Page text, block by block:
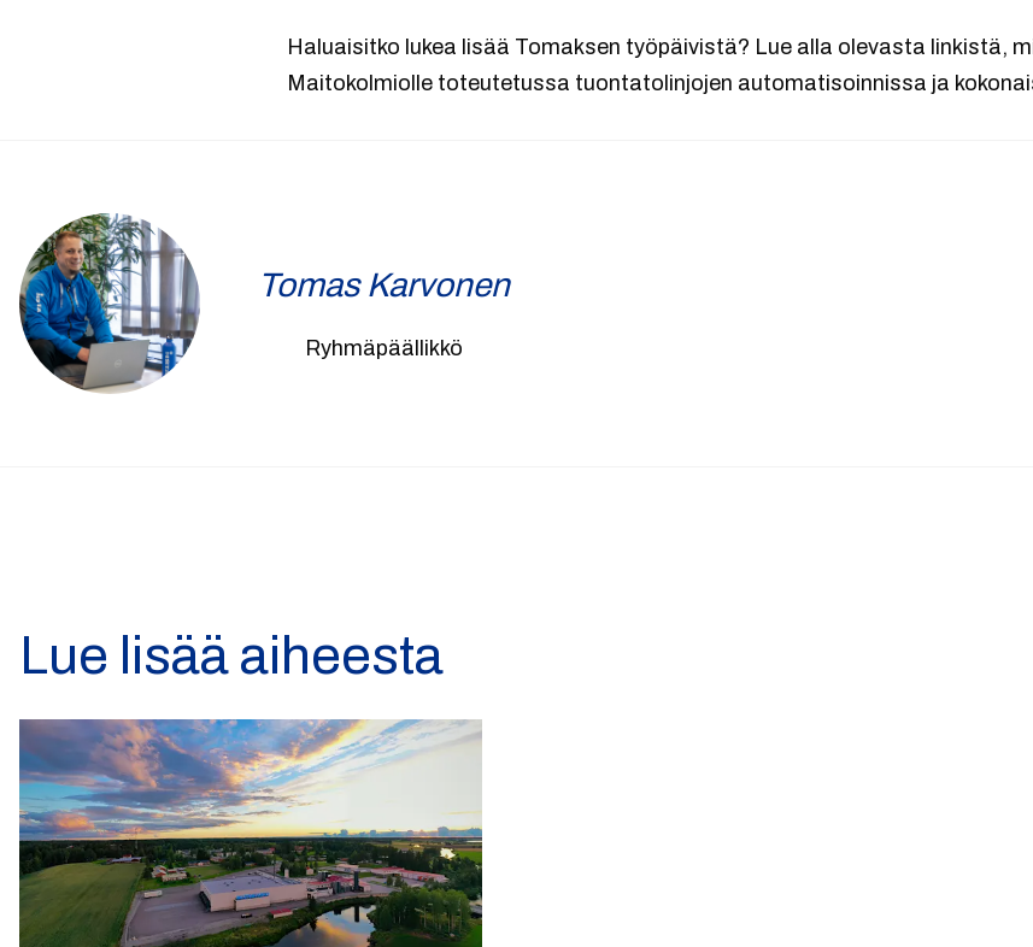
Haluaisitko lukea lisää Tomaksen työpäivistä? Lue alla olevasta linkistä,
Maitokolmiolle toteutetussa tuontatolinjojen automatisoinnissa ja
Tomas Karvonen
Ryhmäpäällikkö
Lue lisää aiheesta